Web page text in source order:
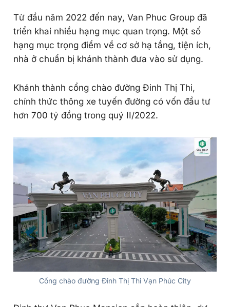
Từ đầu năm 2022 đến nay, Van Phuc Group đã
triển khai nhiều hạng mục quan trọng. Một số
hạng mục trọng điểm về cơ sở hạ tầng, tiện ích,
nhà ở chuẩn bị khánh thành đưa vào sử dụng.
Khánh thành cổng chào đường Đinh Thị Thi,
chính thức thông xe tuyến đường có vốn đầu tư
hơn 700 tỷ đồng trong quý II/2022.
Cổng chào đường Đinh Thị Thi Vạn Phúc City